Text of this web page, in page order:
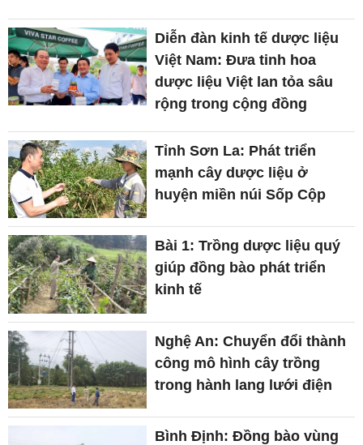
Diễn đàn kinh tế dược liệu
Việt Nam: Đưa tinh hoa
dược liệu Việt lan tỏa sâu
rộng trong cộng đồng
Tỉnh Sơn La: Phát triển
mạnh cây dược liệu ở
huyện miền núi Sốp Cộp
Bài 1: Trồng dược liệu quý
giúp đồng bào phát triển
kinh tế
Nghệ An: Chuyển đổi thành
công mô hình cây trồng
trong hành lang lưới điện
Bình Định: Đồng bào vùng